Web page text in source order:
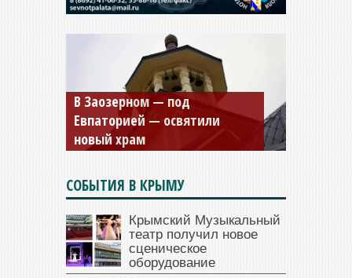
Мужской монастырь Косьмы
и Дамиана в Крыму вновь
открыт для посещения
СОБЫТИЯ В КРЫМУ
Крымский Музыкальный
театр получил новое
сценическое
оборудование